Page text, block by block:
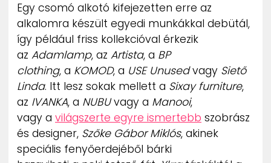
Egy csomó alkotó kifejezetten erre az
alkalomra készült egyedi munkákkal debütál,
így például friss kollekcióval érkezik
az Adamlamp, az Artista, a BP
clothing, a KOMOD, a USE Unusedvagy Siető
Linda. Itt lesz sokak mellett a Sixay furniture,
az IVANKA, a NUBUvagy a Manooi,
vagy a világszerte egyre ismertebb szobrász
és designer, Szőke Gábor Miklós, akinek
speciális fenyőerdejéből bárki